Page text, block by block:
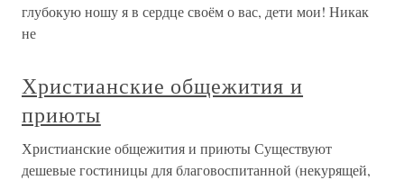
глубокую ношу я в сердце своём о вас, дети мои! Никак
не
Христианские общежития и
приюты
Христианские общежития и приюты Существуют
дешевые гостиницы для благовоспитанной (некурящей,